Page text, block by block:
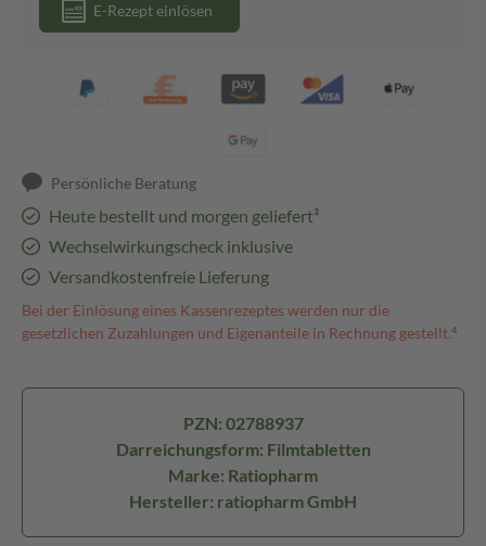
E-Rezept einlösen
Persönliche Beratung
Heute bestellt und morgen geliefert³
Wechselwirkungscheck inklusive
Versandkostenfreie Lieferung
Bei der Einlösung eines Kassenrezeptes werden nur die
gesetzlichen Zuzahlungen und Eigenanteile in Rechnung gestellt.⁴
PZN: 02788937
Darreichungsform: Filmtabletten
Marke: Ratiopharm
Hersteller: ratiopharm GmbH